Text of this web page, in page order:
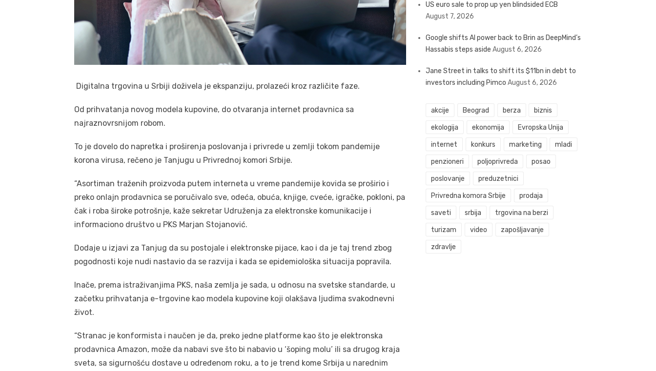
Digitalna trgovina u Srbiji doživela je ekspanziju, prolazeći kroz različite faze.
Od prihvatanja novog modela kupovine, do otvaranja internet prodavnica sa
najraznovrsnijom robom.
To je dovelo do napretka i proširenja poslovanja i privrede u zemlji tokom pandemije
korona virusa, rečeno je Tanjugu u Privrednoj komori Srbije.
“Asortiman traženih proizvoda putem interneta u vreme pandemije kovida se proširio i
preko onlajn prodavnica se poručivalo sve, odeća, obuća, knjige, cveće, igračke, pokloni, pa
čak i roba široke potrošnje, kaže sekretar Udruženja za elektronske komunikacije i
informaciono društvo u PKS Marjan Stojanović.
Dodaje u izjavi za Tanjug da su postojale i elektronske pijace, kao i da je taj trend zbog
pogodnosti koje nudi nastavio da se razvija i kada se epidemiološka situacija popravila.
Inače, prema istraživanjima PKS, naša zemlja je sada, u odnosu na svetske standarde, u
začetku prihvatanja e-trgovine kao modela kupovine koji olakšava ljudima svakodnevni
život.
“Stranac je konformista i naučen je da, preko jedne platforme kao što je elektronska
prodavnica Amazon, može da nabavi sve što bi nabavio u ‘šoping molu’ ili sa drugog kraja
sveta, sa sigurnošću dostave u određenom roku, a to je trend kome Srbija u narednim
US euro sale to prop up yen blindsided ECB
August 7, 2026
Google shifts AI power back to Brin as DeepMind’s
Hassabis steps aside August 6, 2026
Jane Street in talks to shift its $11bn in debt to
investors including Pimco August 6, 2026
akcije Beograd berza biznis
ekologija ekonomija Evropska Unija
internet konkurs marketing mladi
penzioneri poljoprivreda posao
poslovanje preduzetnici
Privredna komora Srbije prodaja
saveti srbija trgovina na berzi
turizam video zapošljavanje
zdravlje